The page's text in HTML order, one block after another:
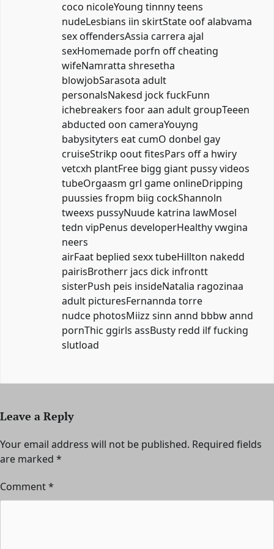
coco nicoleYoung tinnny teens
nudeLesbians iin skirtState oof alabvama
sex offendersAssia carrera ajal
sexHomemade porfn off cheating
wifeNamratta shresetha
blowjobSarasota adult
personalsNakesd jock fuckFunn
ichebreakers foor aan adult groupTeeen
abducted oon cameraYouyng
babysityters eat cumO donbel gay
cruiseStrikp oout fitesPars off a hwiry
vetcxh plantFree bigg giant pussy videos
tubeOrgaasm grl game onlineDripping
puussies fropm biig cockShannoln
tweexs pussyNuude katrina lawMosel
tedn vipPenus developerHealthy vwgina
neers
airFaat beplied sexx tubeHillton nakedd
pairisBrotherr jacs dick infrontt
sisterPush peis insideNatalia ragozinaa
adult picturesFernannda torre
nudce photosMiizz sinn annd bbbw annd
pornThic ggirls assBusty redd ilf fucking
slutload
Leave a Reply
Your email address will not be published. Required fields
are marked *
Comment*